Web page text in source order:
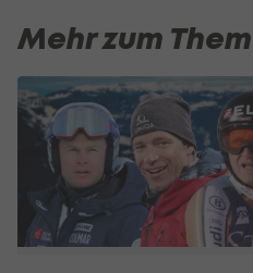
Mehr zum